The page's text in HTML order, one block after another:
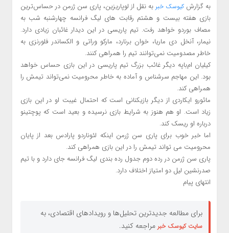
به گزارش کیوسک خبر به نقل از لوپاریزین، پاری سن ژرمن در حساس‌ترین
بازی هفته بیست و هشتم رقابت های لیگ فرانسه چهارشنبه شب به
مصاف بوردو خواهد رفت. تیم پاریسی در این دیدار غائبان زیادی دارد.
نیمار، آنخل دی ماریا، خوان برنارد، مارکو وراتی و الکساندر فلورنزی به
خاطر مصدومیت نمی‌توانند تیم را همراهی کنند.
کیلیان ام‌باپه دیگر غائب بزرگ تیم پاریسی در این بازی حساس خواهد
بود. این مهاجم سرشناس و آماده به خاطر محرومیت نمی‌تواند تیمش را
همراهی کند.
مائورو ایکاردی از دیگر بازیکنانی است که احتمال غیبت او در این بازی
زیاد است. او هم هنوز به شرایط بازی نرسیده و بعید است که پوچتینو
درباره او ریسک کند.
اما خبر خوب برای پاری سن ژرمن اینکه لئوناردو پارادس بعد از پایان
محرومیت می تواند تیمش را در این بازی همراهی کند.
پاری سن ژرمن در رده دوم جدول رده بندی لیگ فرانسه جای دارد و با تیم
صدرنشین لیل دو امتیاز اختلاف دارد.
انتهای پیام
برای مطالعه جدیدترین تحلیل‌ها و رویدادهای اقتصادی، به
سایت کیوسک خبر مراجعه کنید.